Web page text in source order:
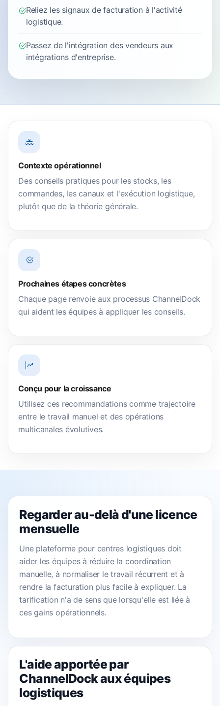
Reliez les signaux de facturation à l'activité
logistique.
Passez de l'intégration des vendeurs aux
intégrations d'entreprise.
Contexte opérationnel
Des conseils pratiques pour les stocks, les
commandes, les canaux et l'exécution logistique,
plutôt que de la théorie générale.
Prochaines étapes concrètes
Chaque page renvoie aux processus ChannelDock
qui aident les équipes à appliquer les conseils.
Conçu pour la croissance
Utilisez ces recommandations comme trajectoire
entre le travail manuel et des opérations
multicanales évolutives.
Regarder au-delà d'une licence
mensuelle
Une plateforme pour centres logistiques doit
aider les équipes à réduire la coordination
manuelle, à normaliser le travail récurrent et à
rendre la facturation plus facile à expliquer. La
tarification n'a de sens que lorsqu'elle est liée à
ces gains opérationnels.
L'aide apportée par
ChannelDock aux équipes
logistiques